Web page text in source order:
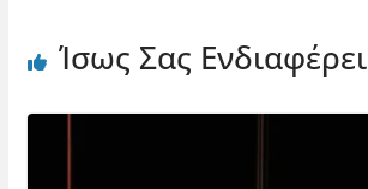
Ίσως Σας Ενδιαφέρει